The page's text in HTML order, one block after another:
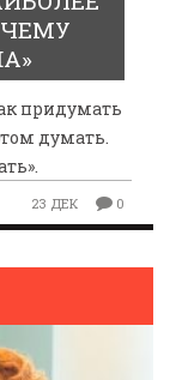
придумать
думать.
23 ДЕК 0